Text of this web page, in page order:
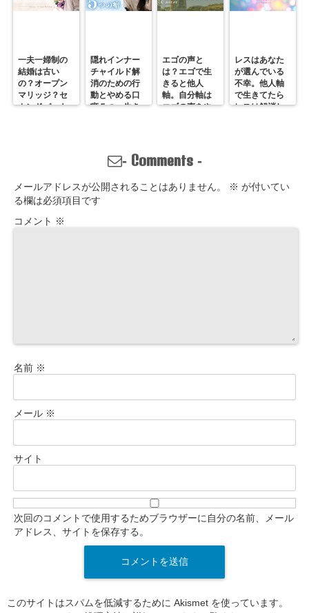
一夫一婦制の
結婚は古い
の？オープン
マリッジ？セ
カンドパート
隠れインナー
チャイルド解
消のための行
動とやめる口
癖５つ。生き
関係改善方法
はここにある
エゴの声と
は？エゴで生
きると他人
軸。自分軸は
エゴの声をや
レスはあなた
が選んでいる
不幸。他人軸
で生きてたら
レスは解消し
- Comments-
メールアドレスが公開されることはありません。 ※ が付いてい
る欄は必須項目です
コメント ※
名前 ※
メール ※
サイト
次回のコメントで使用するためブラウザーに自分の名前、メール
アドレス、サイトを保存する。
このサイトはスパムを低減するために Akismet を使っています。